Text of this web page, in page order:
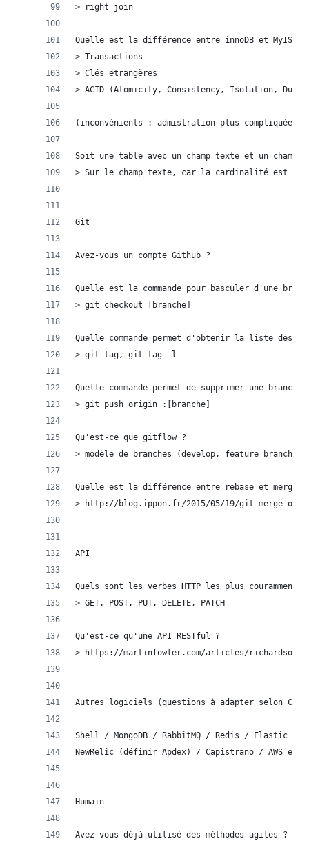
> right join
Quelle est la différence entre innoDB et MyISAM
> Transactions
> Clés étrangères
> ACID (Atomicity, Consistency, Isolation,
(inconvénients : admistration plus
Soit une table avec un champ texte et un champ
> Sur le champ texte, car la cardinalité est
Git
Avez-vous un compte Github ?
Quelle est la commande pour basculer d'une
> git checkout [branche]
Quelle commande permet d'obtenir la liste des
> git tag, git tag -l
Quelle commande permet de supprimer une
> git push origin :[branche]
Qu'est-ce que gitflow ?
> modèle de branches (develop, feature
Quelle est la différence entre rebase et merge ?
> http://blog.ippon.fr/2015/05/19/git-merge-ou-
API
Quels sont les verbes HTTP les plus
> GET, POST, PUT, DELETE, PATCH
Qu'est-ce qu'une API RESTful ?
> https://martinfowler.com/articles/
Autres logiciels (questions à adapter selon CV)
Shell / MongoDB / RabbitMQ / Redis / Elastic
NewRelic (définir Apdex) / Capistrano / AWS et
Humain
Avez-vous déjà utilisé des méthodes agiles ?